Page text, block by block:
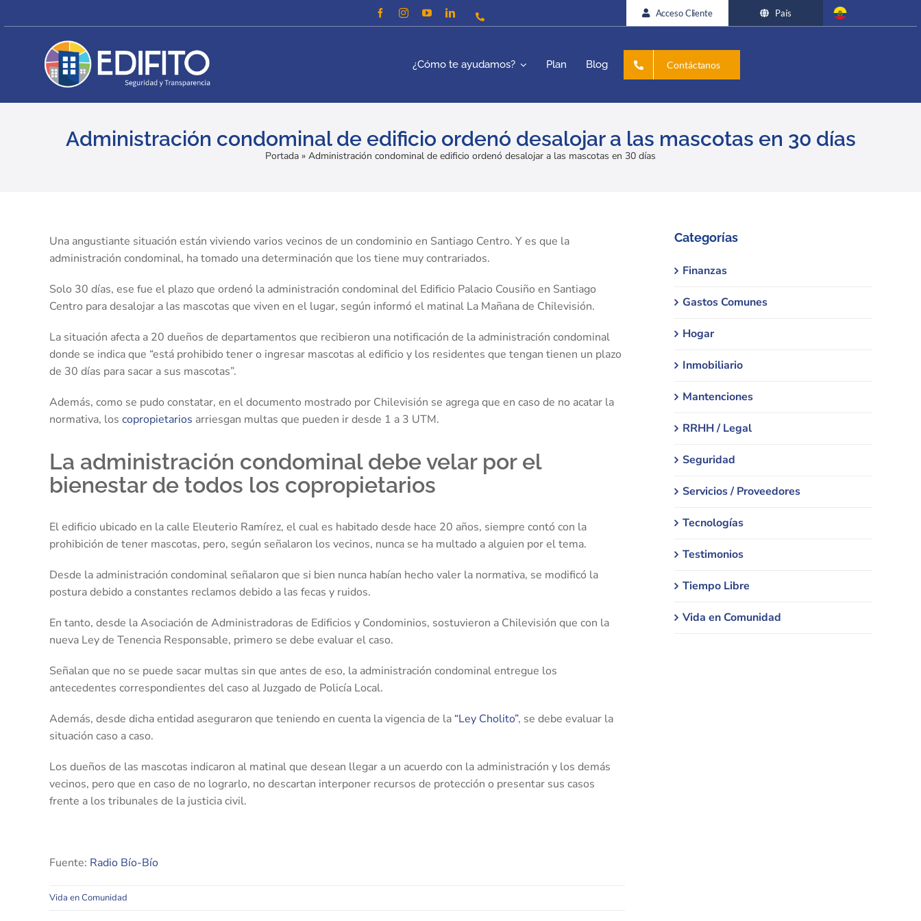
to
Acceso Cliente País
¿Cómo te ayudamos? Plan Blog Contáctanos
Administración condominal de edificio ordenó desalojar a las mascotas en 30 días
Portada » Administración condominal de edificio ordenó desalojar a las mascotas en 30 días
Larger
Image
Una angustiante situación están viviendo varios vecinos de un condominio en Santiago Centro. Y es que la
administración condominal, ha tomado una determinación que los tiene muy contrariados.
Solo 30 días, ese fue el plazo que ordenó la administración condominal del Edificio Palacio Cousiño en Santiago
Centro para desalojar a las mascotas que viven en el lugar, según informó el matinal La Mañana de Chilevisión.
La situación afecta a 20 dueños de departamentos que recibieron una notificación de la administración condominal
donde se indica que “está prohibido tener o ingresar mascotas al edificio y los residentes que tengan tienen un plazo
de 30 días para sacar a sus mascotas”.
Además, como se pudo constatar, en el documento mostrado por Chilevisión se agrega que en caso de no acatar la
normativa, los copropietarios arriesgan multas que pueden ir desde 1 a 3 UTM.
La administración condominal debe velar por el
bienestar de todos los copropietarios
El edificio ubicado en la calle Eleuterio Ramírez, el cual es habitado desde hace 20 años, siempre contó con la
prohibición de tener mascotas, pero, según señalaron los vecinos, nunca se ha multado a alguien por el tema.
Desde la administración condominal señalaron que si bien nunca habían hecho valer la normativa, se modificó la
postura debido a constantes reclamos debido a las fecas y ruidos.
En tanto, desde la Asociación de Administradoras de Edificios y Condominios, sostuvieron a Chilevisión que con la
nueva Ley de Tenencia Responsable, primero se debe evaluar el caso.
Señalan que no se puede sacar multas sin que antes de eso, la administración condominal entregue los
antecedentes correspondientes del caso al Juzgado de Policía Local.
Además, desde dicha entidad aseguraron que teniendo en cuenta la vigencia de la “Ley Cholito”, se debe evaluar la
situación caso a caso.
Los dueños de las mascotas indicaron al matinal que desean llegar a un acuerdo con la administración y los demás
vecinos, pero que en caso de no lograrlo, no descartan interponer recursos de protección o presentar sus casos
frente a los tribunales de la justicia civil.
Fuente: Radio Bío-Bío
Vida en Comunidad
Categorías
Finanzas
Gastos Comunes
Hogar
Inmobiliario
Mantenciones
RRHH / Legal
Seguridad
Servicios / Proveedores
Tecnologías
Testimonios
Tiempo Libre
Vida en Comunidad